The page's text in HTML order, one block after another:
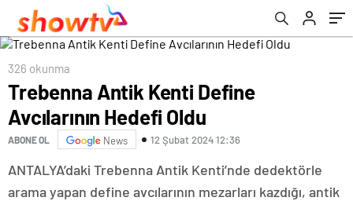
326 okunma
Trebenna Antik Kenti Define
Avcılarının Hedefi Oldu
ABONE OL News 12 Şubat 2024 12:36
ANTALYA’daki Trebenna Antik Kenti’nde dedektörle
arama yapan define avcılarının mezarları kazdığı, antik